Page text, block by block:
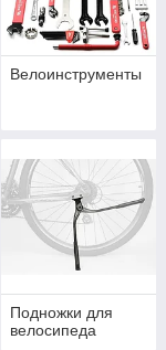
Велоинструменты
Подножки для
велосипеда